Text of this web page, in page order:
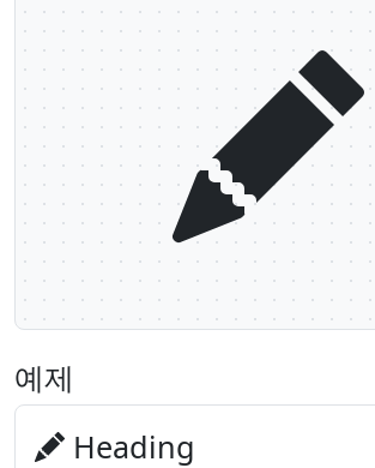
예제
Heading